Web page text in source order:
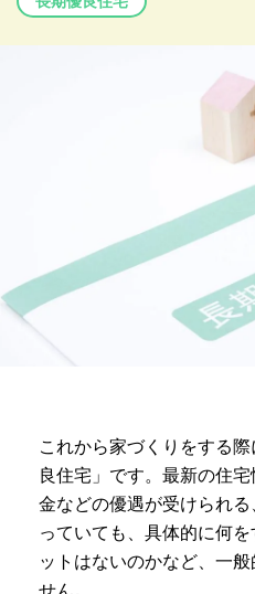
これから家づくりをする
良住宅」です。最新の住
金などの優遇が受けられ
っていても、具体的に何
ットはないのかなど、一